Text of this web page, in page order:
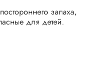
запаха,
для детей.